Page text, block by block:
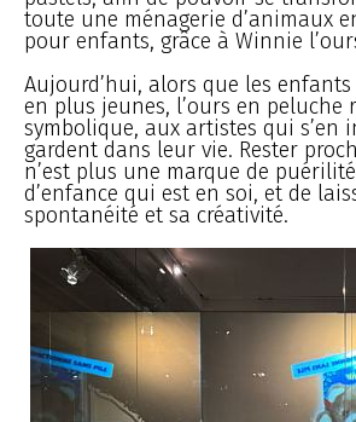
toute une ménagerie d’animaux
pour enfants, grâce à Winnie
Aujourd’hui, alors que les
en plus jeunes, l’ours en peluche
symbolique, aux artistes qui
gardent dans leur vie. Rester
n’est plus une marque de
d’enfance qui est en soi, et de
spontanéité et sa créativité.